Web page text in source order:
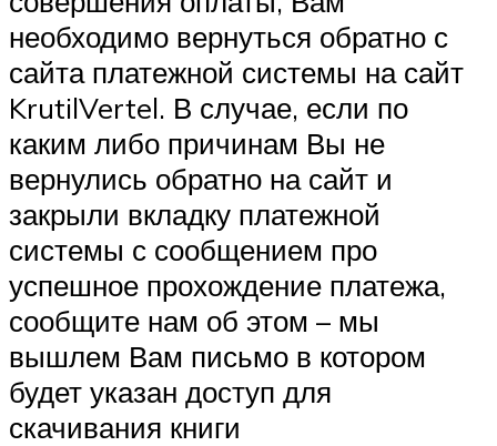
необходимо вернуться обратно с
сайта платежной системы на сайт
KrutilVertel. В случае, если по
каким либо причинам Вы не
вернулись обратно на сайт и
закрыли вкладку платежной
системы с сообщением про
успешное прохождение платежа,
сообщите нам об этом – мы
вышлем Вам письмо в котором
будет указан доступ для
скачивания книги